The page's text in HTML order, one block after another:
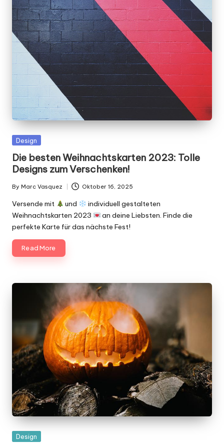
n
.
d
e
Posted
Design
Die besten Weihnachtskarten 2023: Tolle
Designs zum Verschenken!
Posted
by
By Marc Vasquez Oktober 16, 2025
Versende mit und
individuell gestalteten
Weihnachtskarten 2023
an deine Liebsten. Finde die
perfekte Karte für das nächste Fest!
Read More
Posted
Design